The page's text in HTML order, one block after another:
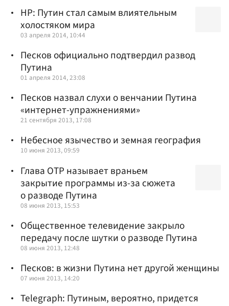
HP: Путин стал самым влиятельным
холостяком мира
03 апреля 2014, 10:44
Песков официально подтвердил развод
Путина
01 апреля 2014, 23:08
Песков назвал слухи о венчании Путина
«интернет-упражнениями»
21 сентября 2013, 17:08
Небесное язычество и земная география
10 июня 2013, 09:59
Глава ОТР называет враньем
закрытие программы из-за сюжета
о разводе Путина
08 июня 2013, 15:53
Общественное телевидение закрыло
передачу после шутки о разводе Путина
08 июня 2013, 12:48
Песков: в жизни Путина нет другой женщины
07 июня 2013, 14:20
Telegraph: Путиным, вероятно, придется